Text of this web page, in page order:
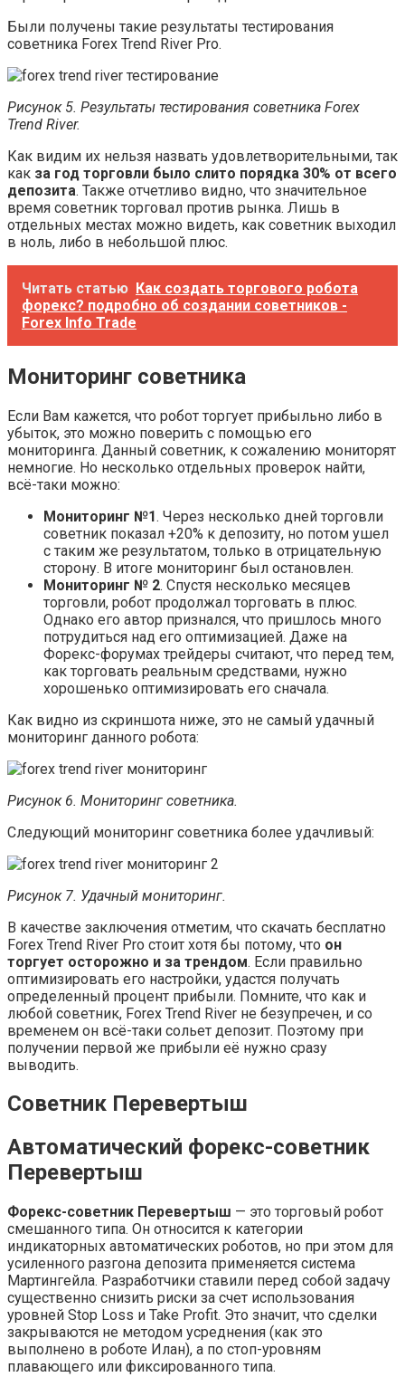
Были получены такие результаты тестирования
советника Forex Trend River Pro.
Рисунок 5. Результаты тестирования советника Forex
Trend River.
Как видим их нельзя назвать удовлетворительными, так
как за год торговли было слито порядка 30% от всего
депозита. Также отчетливо видно, что значительное
время советник торговал против рынка. Лишь в
отдельных местах можно видеть, как советник выходил
в ноль, либо в небольшой плюс.
Читать статью Как создать торгового робота
форекс? подробно об создании советников -
Forex Info Trade
Мониторинг советника
Если Вам кажется, что робот торгует прибыльно либо в
убыток, это можно поверить с помощью его
мониторинга. Данный советник, к сожалению мониторят
немногие. Но несколько отдельных проверок найти,
всё-таки можно:
Мониторинг №1. Через несколько дней торговли
советник показал +20% к депозиту, но потом ушел
с таким же результатом, только в отрицательную
сторону. В итоге мониторинг был остановлен.
Мониторинг № 2. Спустя несколько месяцев
торговли, робот продолжал торговать в плюс.
Однако его автор признался, что пришлось много
потрудиться над его оптимизацией. Даже на
Форекс-форумах трейдеры считают, что перед тем,
как торговать реальным средствами, нужно
хорошенько оптимизировать его сначала.
Как видно из скриншота ниже, это не самый удачный
мониторинг данного робота:
Рисунок 6. Мониторинг советника.
Следующий мониторинг советника более удачливый:
Рисунок 7. Удачный мониторинг.
В качестве заключения отметим, что скачать бесплатно
Forex Trend River Pro стоит хотя бы потому, что он
торгует осторожно и за трендом. Если правильно
оптимизировать его настройки, удастся получать
определенный процент прибыли. Помните, что как и
любой советник, Forex Trend River не безупречен, и со
временем он всё-таки сольет депозит. Поэтому при
получении первой же прибыли её нужно сразу
выводить.
Советник Перевертыш
Автоматический форекс-советник
Перевертыш
Форекс-советник Перевертыш — это торговый робот
смешанного типа. Он относится к категории
индикаторных автоматических роботов, но при этом для
усиленного разгона депозита применяется система
Мартингейла. Разработчики ставили перед собой задачу
существенно снизить риски за счет использования
уровней Stop Loss и Take Profit. Это значит, что сделки
закрываются не методом усреднения (как это
выполнено в роботе Илан), а по стоп-уровням
плавающего или фиксированного типа.